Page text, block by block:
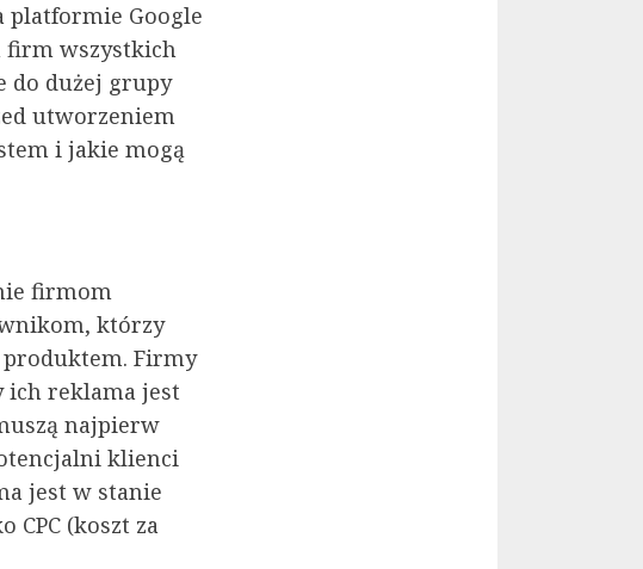
platformie Google
firm wszystkich
do dużej grupy
utworzeniem
i jakie mogą
firmom
którzy
Firmy
ich reklama jest
najpierw
klienci
jest w stanie
CPC (koszt za